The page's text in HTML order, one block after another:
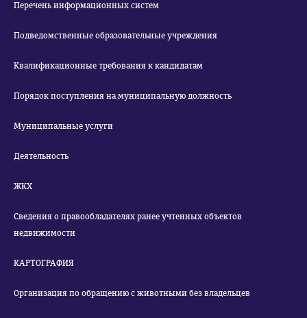
Перечень информационных систем
Подведомственные образовательные учреждения
Квалификационные требования к кандидатам
Порядок поступления на муниципальную должность
Муниципальные услуги
Деятельность
ЖКХ
Сведения о правообладателях ранее учтенных объектов
недвижимости
КАРТОГРАФИЯ
Организация по обращению с животными без владельцев